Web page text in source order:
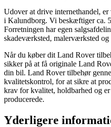
Udover at drive internethandel,
i Kalundborg. Vi beskæftiger ca.
Forretningen har egen
skadeværksted, malerværksted
Når du køber dit Land Rover
sikker på at få originale Land
din bil. Land Rover tilbehør
kvalitetskontrol, for at sikre at
krav for kvalitet, holdbarhed og
producerede.
Yderligere